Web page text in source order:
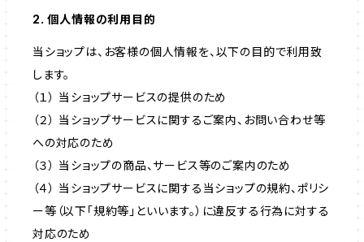
2. 個人情報の利用目的
当ショップは、お客様の個人情報を、以下の目的で利用致
します。
（１） 当ショップサービスの提供のため
（２） 当ショップサービスに関するご案内、お問い合わせ等
への対応のため
（３） 当ショップの商品、サービス等のご案内のため
（４） 当ショップサービスに関する当ショップの規約、ポリシ
ー等（以下「規約等」といいます。）に違反する行為に対する
対応のため